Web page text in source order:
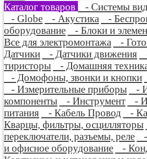
Каталог товаров
- Системы
- Globe
- Акустика
-
оборудование
- Блоки и
Все для электромонтажа
-
Датчики
- Датчики движения
тиристоры
- Домашняя
- Домофоны, звонки и кнопки
- Измерительные приборы
-
компоненты
- Инструмент
-
питания
- Кабель Провод -
Кварцы, фильтры, осцилляторы
переключатели, разъемы, реле
и офисное оборудование
-